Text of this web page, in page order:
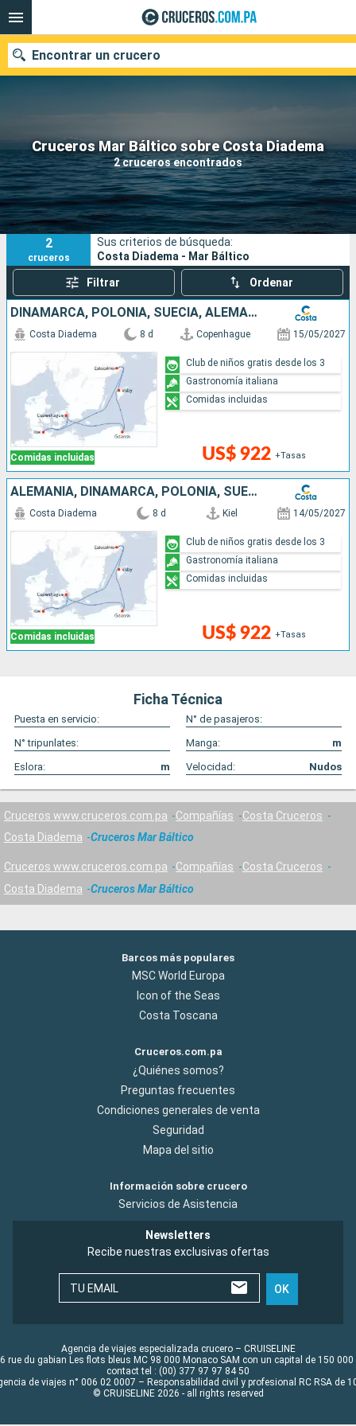
Cruceros Mar Báltico sobre Costa Diadema
2 cruceros encontrados
Encontrar un crucero
Nuestros destinos
Fecha de salida
Puertos Compañías
Buscar
2
cruceros
Sus criterios de búsqueda:
Costa Diadema - Mar Báltico
Filtrar Ordenar
DINAMARCA, POLONIA, SUECIA, ALEMANIA
Comidas incluidas
Costa Diadema 8 d Copenhague 15/05/2027
US$ 922 +Tasas
Club de niños gratis desde los 3
Gastronomía italiana
Comidas incluidas
ALEMANIA, DINAMARCA, POLONIA, SUECIA
Comidas incluidas
Costa Diadema 8 d Kiel 14/05/2027
US$ 922 +Tasas
Club de niños gratis desde los 3
Gastronomía italiana
Comidas incluidas
Ficha Técnica
Puesta en servicio:
N° de pasajeros:
N° tripunlates:
Manga:
m
Eslora:
m Velocidad: Nudos
Cruceros www.cruceros.com.pa Compañías
Costa Cruceros
Costa Diadema
Cruceros Mar Báltico
Cruceros www.cruceros.com.pa Compañías
Costa Cruceros
Costa Diadema
Cruceros Mar Báltico
Barcos más populares
MSC World Europa
Icon of the Seas
Costa Toscana
Cruceros.com.pa
¿Quiénes somos?
Preguntas frecuentes
Condiciones generales de venta
Seguridad
Mapa del sitio
Información sobre crucero
Servicios de Asistencia
Newsletters
Recibe nuestras exclusivas ofertas
TU EMAIL OK
Agencia de viajes especializada crucero – CRUISELINE
rue du gabian Les flots bleus MC 98 000 Monaco SAM con un capital de 150 000
contact tel : (00) 377 97 97 84 50
de viajes n° 006 02 0007 – Responsabilidad civil y profesional RC RSA de
© CRUISELINE 2026 - all rights reserved